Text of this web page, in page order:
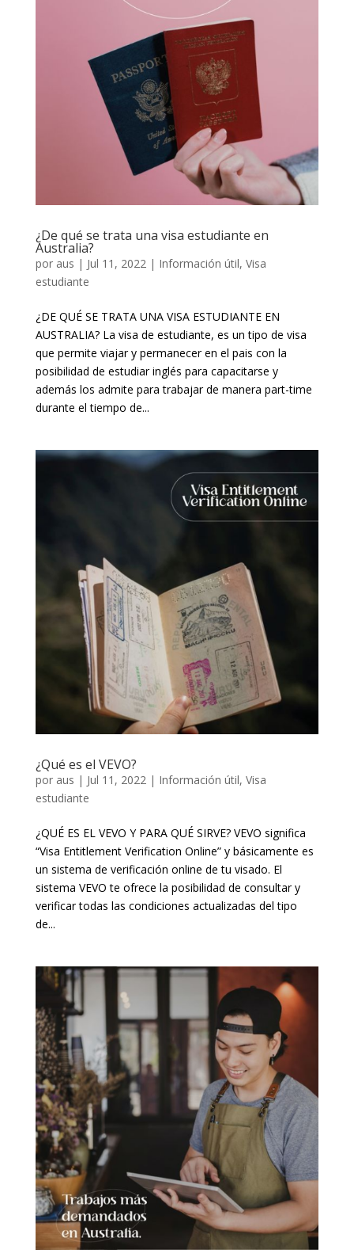
¿De qué se trata una visa estudiante en
Australia?
por aus | Jul 11, 2022| Información útil, Visa
estudiante
¿DE QUÉ SE TRATA UNA VISA ESTUDIANTE EN
AUSTRALIA? La visa de estudiante, es un tipo de visa
que permite viajar y permanecer en el pais con la
posibilidad de estudiar inglés para capacitarse y
además los admite para trabajar de manera part-time
durante el tiempo de...
¿Qué es el VEVO?
por aus | Jul 11, 2022 | Información útil, Visa
estudiante
¿QUÉ ES EL VEVO Y PARA QUÉ SIRVE? VEVO significa
“Visa Entitlement Verification Online” y básicamente es
un sistema de verificación online de tu visado. El
sistema VEVO te ofrece la posibilidad de consultar y
verificar todas las condiciones actualizadas del tipo
de...